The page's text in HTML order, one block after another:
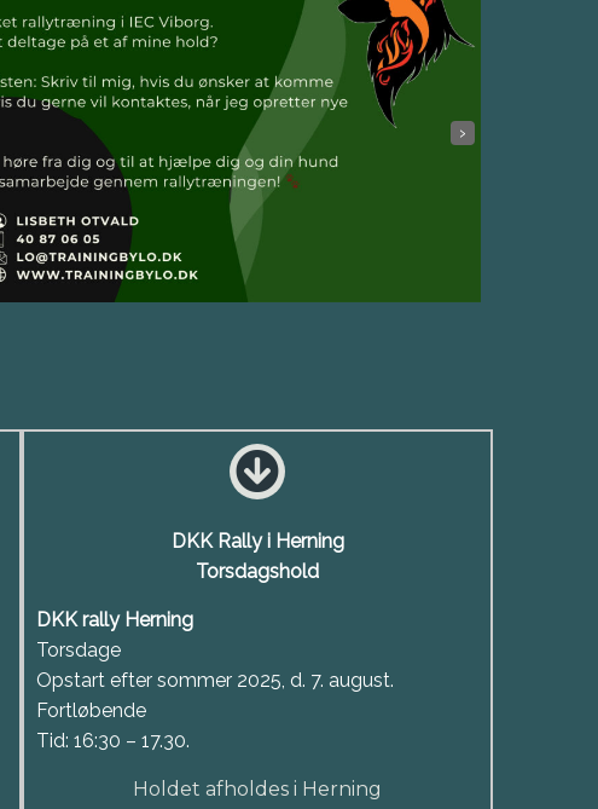
›
DKK Rally i Herning
Torsdagshold
DKK rally Herning
Torsdage
Opstart efter sommer 2025, d. 7. august.
Fortløbende
Tid: 16:30 – 17.30.
Holdet afholdes i Herning